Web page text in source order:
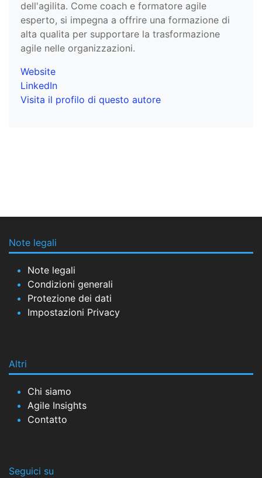
dell'agilita. Come coach e formatore agile
esperto, si impegna a offrire una formazione di
alta qualita per supportare la trasformazione
agile nelle organizzazioni.
Website
LinkedIn
Visita il profilo di questo autore
Note legali
Note legali
Condizioni generali
Protezione dei dati
Impostazioni Privacy
Altri
Chi siamo
Agile Insights
Contatto
Seguici su